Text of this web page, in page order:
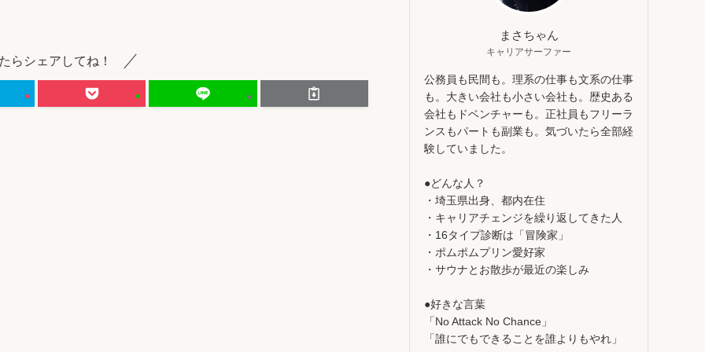
らシェアしてね！
まさちゃん
キャリアサーファー
公務員も民間も。理系の仕事も文系の仕事
も。大きい会社も小さい会社も。歴史ある
会社もドベンチャーも。正社員もフリーラ
ンスもパートも副業も。気づいたら全部経
験していました。
●どんな人？
・埼玉県出身、都内在住
・キャリアチェンジを繰り返してきた人
・16タイプ診断は「冒険家」
・ポムポムプリン愛好家
・サウナとお散歩が最近の楽しみ
●好きな言葉
「No Attack No Chance」
「誰にでもできることを誰よりもやれ」